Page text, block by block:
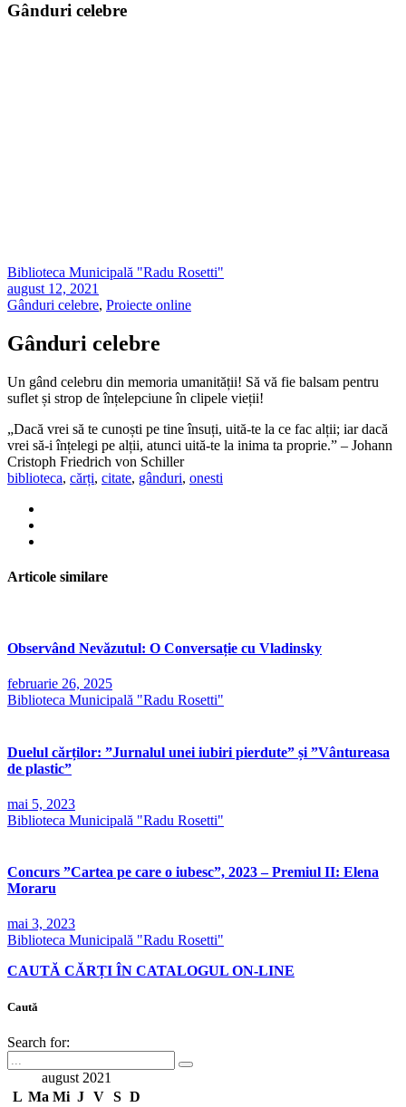
Gânduri celebre
Biblioteca Municipală "Radu Rosetti"
august 12, 2021
Gânduri celebre, Proiecte online
Gânduri celebre
Un gând celebru din memoria umanității! Să vă fie balsam pentru
suflet și strop de înțelepciune în clipele vieții!
„Dacă vrei să te cunoști pe tine însuți, uită-te la ce fac alții; iar dacă
vrei să-i înțelegi pe alții, atunci uită-te la inima ta proprie.” – Johann
Cristoph Friedrich von Schiller
biblioteca, cărți, citate, gânduri, onesti
Articole similare
Observând Nevăzutul: O Conversație cu Vladinsky
februarie 26, 2025
Biblioteca Municipală "Radu Rosetti"
Duelul cărților: ”Jurnalul unei iubiri pierdute” și ”Vântureasa
de plastic”
mai 5, 2023
Biblioteca Municipală "Radu Rosetti"
Concurs ”Cartea pe care o iubesc”, 2023 – Premiul II: Elena
Moraru
mai 3, 2023
Biblioteca Municipală "Radu Rosetti"
CAUTĂ CĂRȚI ÎN CATALOGUL ON-LINE
Caută
Search for:
august 2021
L Ma Mi J V S D